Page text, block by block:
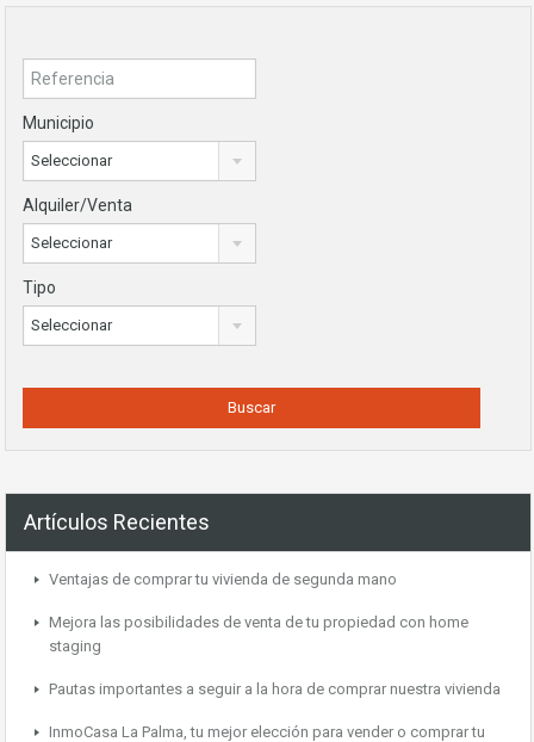
Municipio
Seleccionar
Alquiler/Venta
Seleccionar
Tipo
Seleccionar
Artículos Recientes
Ventajas de comprar tu vivienda de segunda mano
Mejora las posibilidades de venta de tu propiedad con home
staging
Pautas importantes a seguir a la hora de comprar nuestra vivienda
InmoCasa La Palma, tu mejor elección para vender o comprar tu